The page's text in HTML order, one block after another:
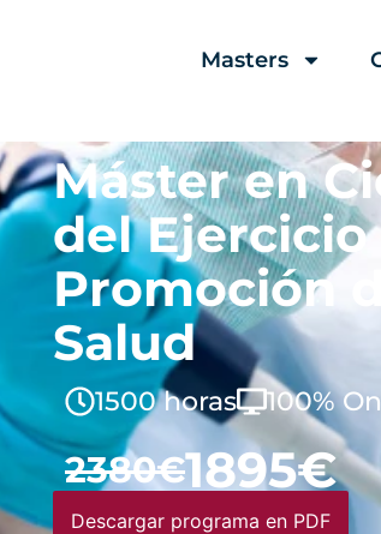
Masters
Máster en
del Ejercicio
Promoción
Salud
1500 horas 100%
2380€1895€
Descargar programa en PDF